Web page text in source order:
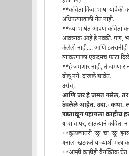
**कविता किंवा भाषा यापैकी
अधिपत्याखाली येत नाही.
**ज्या भाषेत आपण कविता
आवश्यक आहे हे नक्की. पण,
केलेली नाही.... आणि
व्याकरणाला एकदमच फाटा
**हे जमणार नाही, ते जमणार
बोलू नये. दाखले द्यावेत.
तसेच,
आणि जर हे जमत नसेल, तर
ठेवलेले आहेत. उदा.- कथा,
पडताळून पहायला काहीच
याचा वापर, सातत्याने कविता
**कुठल्यातरी 'ळु' चा 'ळू'
मनाला खटकते याच्याशी मला
**आम्ही काहीही वैयक्तिक घेत